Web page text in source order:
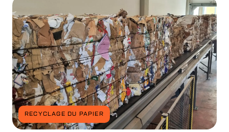
RECYCLAGE DU PAPIER